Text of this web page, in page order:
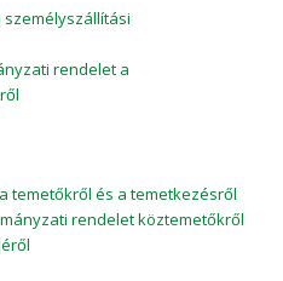
személyszállítási
rendelet a
temetőkről és a temetkezésről
rendelet köztemetőkről